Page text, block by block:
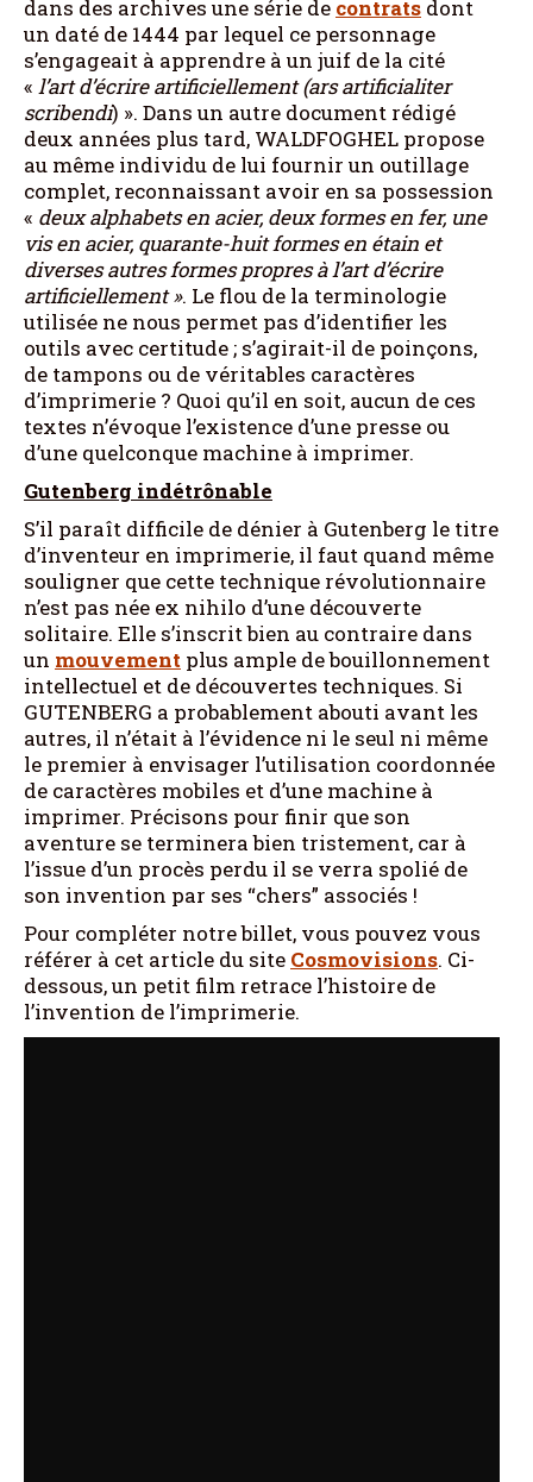
dans des archives une série de contrats dont
un daté de 1444 par lequel ce personnage
s’engageait à apprendre à un juif de la cité
« l’art d’écrire artificiellement (ars artificialiter
scribendi) ». Dans un autre document rédigé
deux années plus tard, WALDFOGHEL propose
au même individu de lui fournir un outillage
complet, reconnaissant avoir en sa possession
« deux alphabets en acier, deux formes en fer, une
vis en acier, quarante-huit formes en étain et
diverses autres formes propres à l’art d’écrire
artificiellement». Le flou de la terminologie
utilisée ne nous permet pas d’identifier les
outils avec certitude ; s’agirait-il de poinçons,
de tampons ou de véritables caractères
d’imprimerie ? Quoi qu’il en soit, aucun de ces
textes n’évoque l’existence d’une presse ou
d’une quelconque machine à imprimer.
Gutenberg indétrônable
S’il paraît difficile de dénier à Gutenberg le titre
d’inventeur en imprimerie, il faut quand même
souligner que cette technique révolutionnaire
n’est pas née ex nihilo d’une découverte
solitaire. Elle s’inscrit bien au contraire dans
un mouvement plus ample de bouillonnement
intellectuel et de découvertes techniques. Si
GUTENBERG a probablement abouti avant les
autres, il n’était à l’évidence ni le seul ni même
le premier à envisager l’utilisation coordonnée
de caractères mobiles et d’une machine à
imprimer. Précisons pour finir que son
aventure se terminera bien tristement, car à
l’issue d’un procès perdu il se verra spolié de
son invention par ses “chers” associés !
Pour compléter notre billet, vous pouvez vous
référer à cet article du site Cosmovisions. Ci-
dessous, un petit film retrace l’histoire de
l’invention de l’imprimerie.